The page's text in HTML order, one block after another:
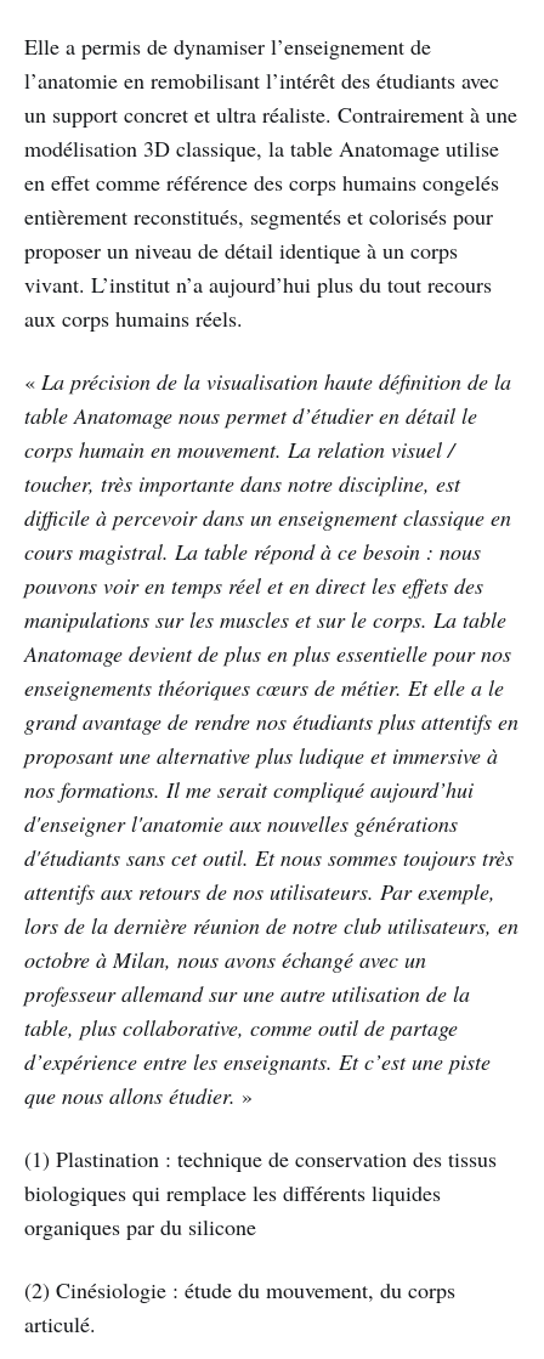
Elle a permis de dynamiser l’enseignement de
l’anatomie en remobilisant l’intérêt des étudiants avec
un support concret et ultra réaliste. Contrairement à une
modélisation 3D classique, la table Anatomage utilise
en effet comme référence des corps humains congelés
entièrement reconstitués, segmentés et colorisés pour
proposer un niveau de détail identique à un corps
vivant. L’institut n’a aujourd’hui plus du tout recours
aux corps humains réels.
« La précision de la visualisation haute définition de la
table Anatomage nous permet d’étudier en détail le
corps humain en mouvement. La relation visuel /
toucher, très importante dans notre discipline, est
difficile à percevoir dans un enseignement classique en
cours magistral. La table répond à ce besoin : nous
pouvons voir en temps réel et en direct les effets des
manipulations sur les muscles et sur le corps. La table
Anatomage devient de plus en plus essentielle pour nos
enseignements théoriques cœurs de métier. Et elle a le
grand avantage de rendre nos étudiants plus attentifs en
proposant une alternative plus ludique et immersive à
nos formations. Il me serait compliqué aujourd’hui
d'enseigner l'anatomie aux nouvelles générations
d'étudiants sans cet outil. Et nous sommes toujours très
attentifs aux retours de nos utilisateurs. Par exemple,
lors de la dernière réunion de notre club utilisateurs, en
octobre à Milan, nous avons échangé avec un
professeur allemand sur une autre utilisation de la
table, plus collaborative, comme outil de partage
d’expérience entre les enseignants. Et c’est une piste
que nous allons étudier. »
(1) Plastination : technique de conservation des tissus
biologiques qui remplace les différents liquides
organiques par du silicone
(2) Cinésiologie : étude du mouvement, du corps
articulé.